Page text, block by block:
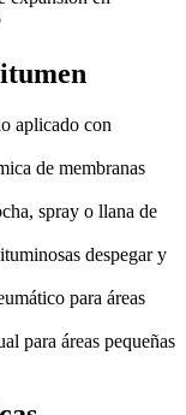
aplicado con
de membranas
spray o llana de
despegar y
para áreas
para áreas pequeñas